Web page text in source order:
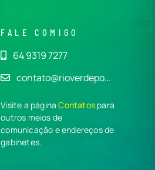
FALE COMIGO
64 9319 7277
contato@rioverdepo…
Visite a páginaContatos para
outros meios de
comunicação e endereços de
gabinetes.